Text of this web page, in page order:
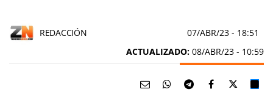
REDACCIÓN 07/ABR/23 - 18:51
ACTUALIZADO: 08/ABR/23 - 10:59